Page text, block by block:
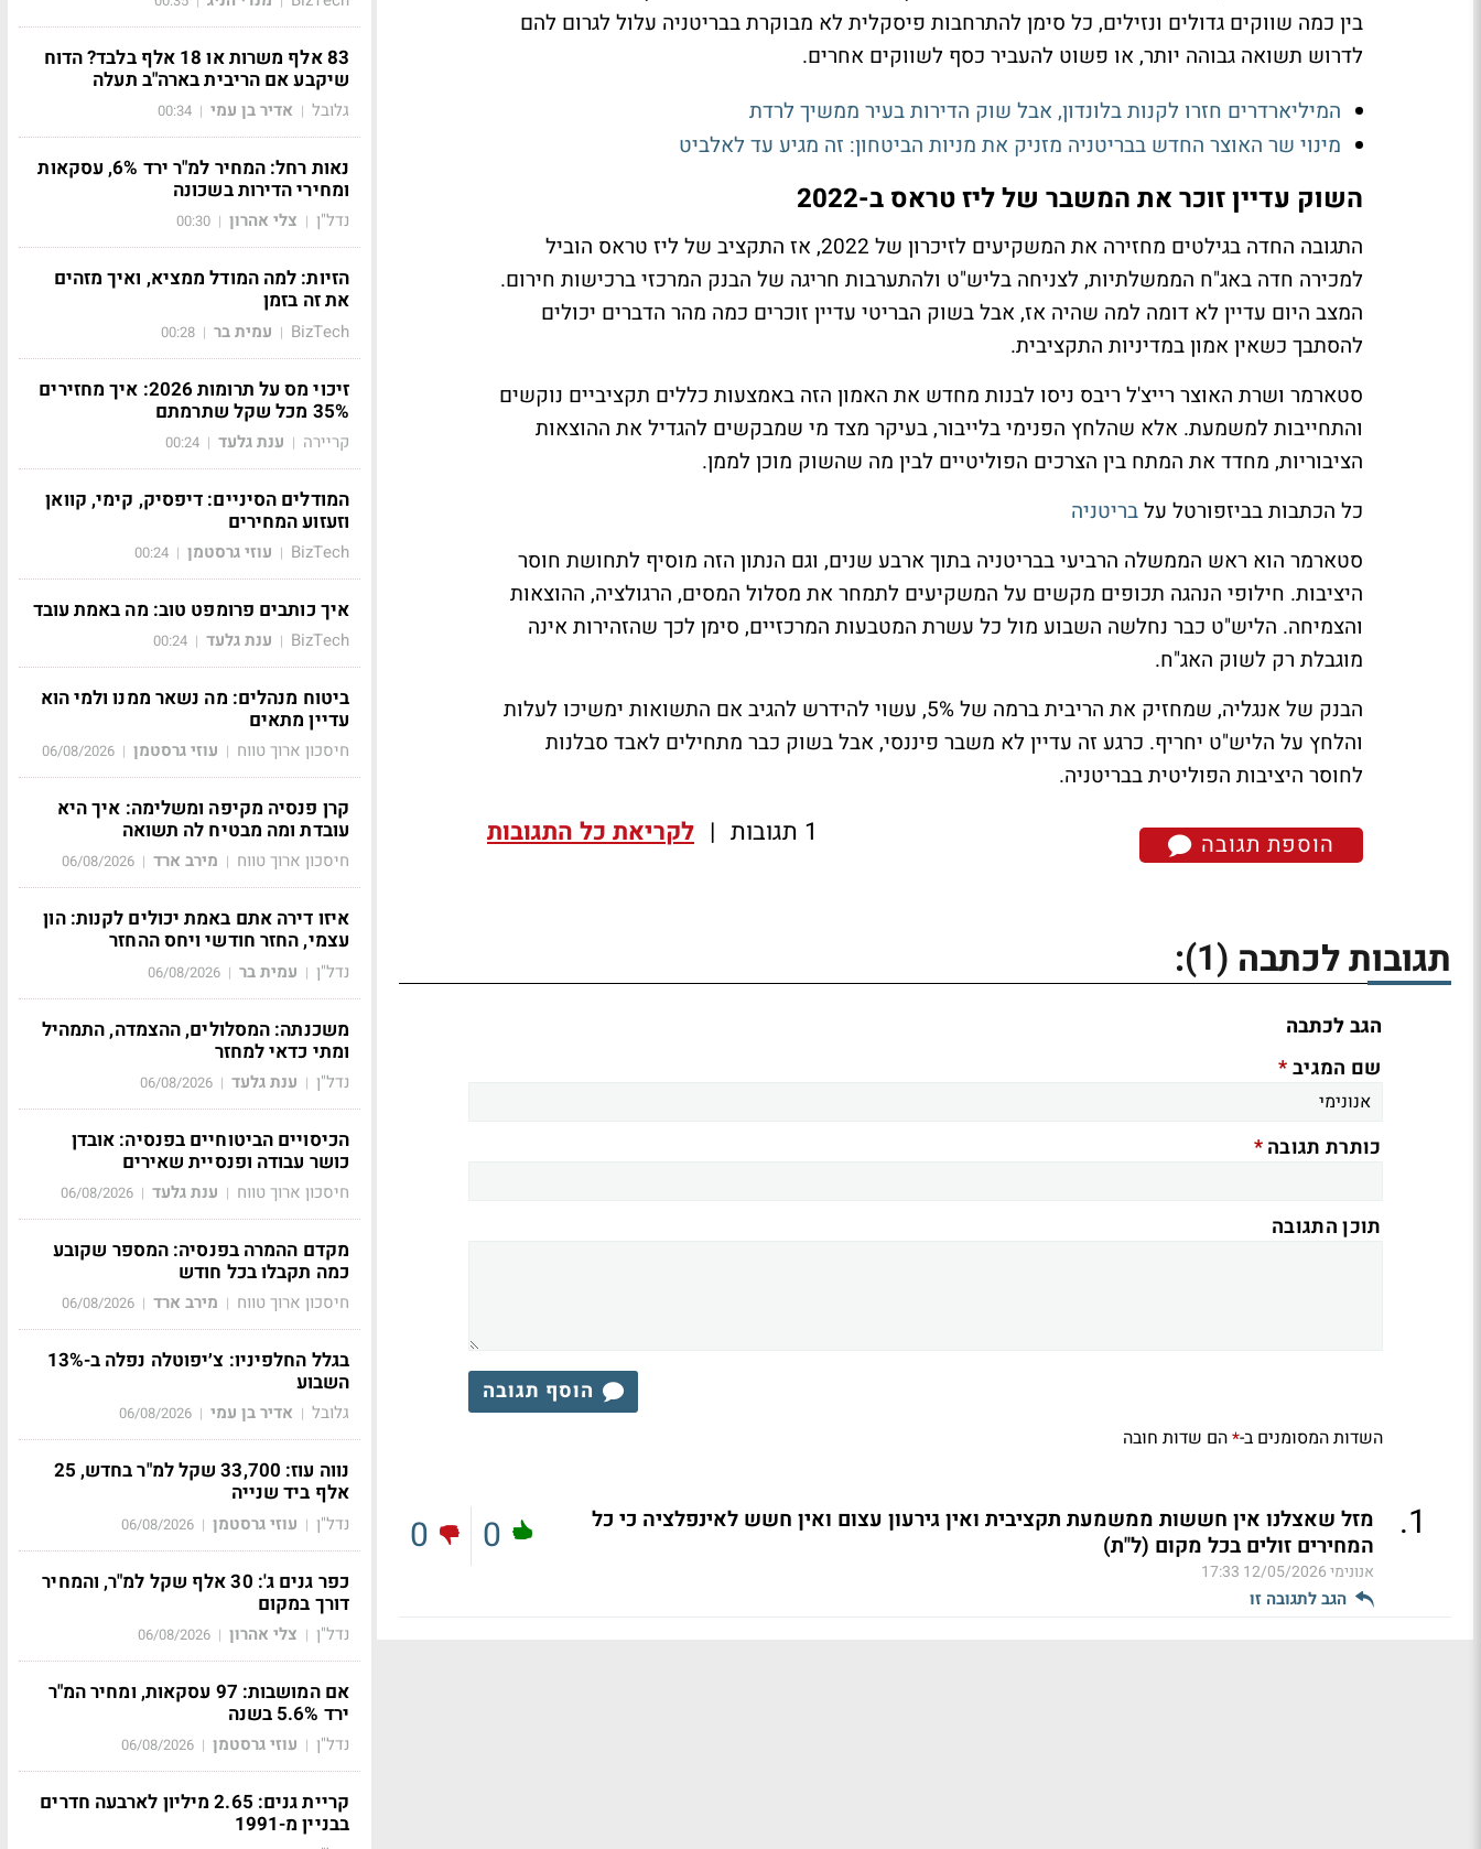
בין כמה שווקים גדולים ונזילים, כל סימן להתרחבות פיסקלית לא מבוקרת בבריטניה עלול לגרום להם
לדרוש תשואה גבוהה יותר, או פשוט להעביר כסף לשווקים אחרים.
המיליארדרים חזרו לקנות בלונדון, אבל שוק הדירות בעיר ממשיך לרדת
מינוי שר האוצר החדש בבריטניה מזניק את מניות הביטחון: זה מגיע עד לאלביט
השוק עדיין זוכר את המשבר של ליז טראס ב-2022
התגובה החדה בגילטים מחזירה את המשקיעים לזיכרון של 2022, אז התקציב של ליז טראס הוביל
למכירה חדה באג"ח הממשלתיות, לצניחה בליש"ט ולהתערבות חריגה של הבנק המרכזי ברכישות חירום.
המצב היום עדיין לא דומה למה שהיה אז, אבל בשוק הבריטי עדיין זוכרים כמה מהר הדברים יכולים
להסתבך כשאין אמון במדיניות התקציבית.
סטארמר ושרת האוצר רייצ'ל ריבס ניסו לבנות מחדש את האמון הזה באמצעות כללים תקציביים נוקשים
והתחייבות למשמעת. אלא שהלחץ הפנימי בלייבור, בעיקר מצד מי שמבקשים להגדיל את ההוצאות
הציבוריות, מחדד את המתח בין הצרכים הפוליטיים לבין מה שהשוק מוכן לממן.
כל הכתבות בביזפורטל עלבריטניה
סטארמר הוא ראש הממשלה הרביעי בבריטניה בתוך ארבע שנים, וגם הנתון הזה מוסיף לתחושת חוסר
היציבות. חילופי הנהגה תכופים מקשים על המשקיעים לתמחר את מסלול המסים, הרגולציה, ההוצאות
והצמיחה. הליש"ט כבר נחלשה השבוע מול כל עשרת המטבעות המרכזיים, סימן לכך שהזהירות אינה
מוגבלת רק לשוק האג"ח.
הבנק של אנגליה, שמחזיק את הריבית ברמה של 5%, עשוי להידרש להגיב אם התשואות ימשיכו לעלות
והלחץ על הליש"ט יחריף. כרגע זה עדיין לא משבר פיננסי, אבל בשוק כבר מתחילים לאבד סבלנות
לחוסר היציבות הפוליטית בבריטניה.
הוספת תגובה 1 תגובות | לקריאת כל התגובות
תגובות לכתבה (1)
:
הגב לכתבה
שם המגיב*
כותרת תגובה*
תוכן התגובה
הוסף תגובה
השדות המסומנים ב-*הם שדות חובה
1
.
מזל שאצלנו אין חששות ממשמעת תקציבית ואין גירעון עצום ואין חשש לאינפלציה כי כל
המחירים זולים בכל מקום (ל"ת)
אנונימי12/05/2026 17:33
הגב לתגובה זו
0
0
83 אלף משרות או 18 אלף בלבד? הדוח
שיקבע אם הריבית בארה"ב תעלה
גלובל | אדיר בן עמי |
00:34
נאות רחל: המחיר למ"ר ירד 6%, עסקאות
ומחירי הדירות בשכונה
נדל"ן | צלי אהרון |
00:30
הזיות: למה המודל ממציא, ואיך מזהים
את זה בזמן
BizTech
| עמית בר |
00:28
זיכוי מס על תרומות 2026: איך מחזירים
35% מכל שקל שתרמתם
קריירה | ענת גלעד |
00:24
המודלים הסיניים: דיפסיק, קימי, קוואן
וזעזוע המחירים
BizTech
| עוזי גרסטמן |
00:24
איך כותבים פרומפט טוב: מה באמת עובד
BizTech
| ענת גלעד |
00:24
ביטוח מנהלים: מה נשאר ממנו ולמי הוא
עדיין מתאים
חיסכון ארוך טווח | עוזי גרסטמן |
06/08/2026
קרן פנסיה מקיפה ומשלימה: איך היא
עובדת ומה מבטיח לה תשואה
חיסכון ארוך טווח | מירב ארד |
06/08/2026
איזו דירה אתם באמת יכולים לקנות: הון
עצמי, החזר חודשי ויחס ההחזר
נדל"ן | עמית בר |
06/08/2026
משכנתה: המסלולים, ההצמדה, התמהיל
ומתי כדאי למחזר
נדל"ן | ענת גלעד |
06/08/2026
הכיסויים הביטוחיים בפנסיה: אובדן
כושר עבודה ופנסיית שאירים
חיסכון ארוך טווח | ענת גלעד |
06/08/2026
מקדם ההמרה בפנסיה: המספר שקובע
כמה תקבלו בכל חודש
חיסכון ארוך טווח | מירב ארד |
06/08/2026
בגלל החלפיניו: צ׳יפוטלה נפלה ב-13%
השבוע
גלובל | אדיר בן עמי |
06/08/2026
נווה עוז: 33,700 שקל למ"ר בחדש, 25
אלף ביד שנייה
נדל"ן | עוזי גרסטמן |
06/08/2026
כפר גנים ג': 30 אלף שקל למ"ר, והמחיר
דורך במקום
נדל"ן | צלי אהרון |
06/08/2026
אם המושבות: 97 עסקאות, ומחיר המ"ר
ירד 5.6% בשנה
נדל"ן | עוזי גרסטמן |
06/08/2026
קריית גנים: 2.65 מיליון לארבעה חדרים
בבניין מ-1991